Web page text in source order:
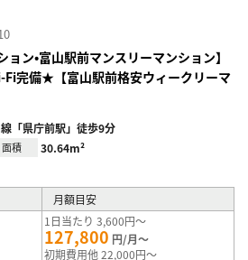
ョン•富山駅前マンスリーマンション】
Fi完備★【富山駅前格安ウィークリーマ
「県庁前駅」徒歩9分
面積 30.64m²
月額目安
1日当たり 3,600円～
127,800 円/月～
初期費用他 22,000円～